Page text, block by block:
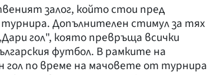
залог, който стои пред
Допълнителен стимул за тях
гол", която превръща всички
футбол. В рамките на
гол по време на мачовете от